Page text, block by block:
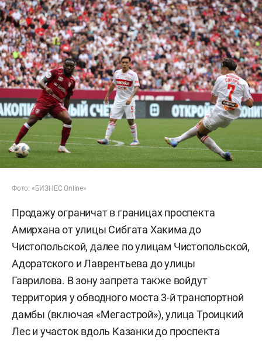
Фото: «БИЗНЕС Online»
Продажу ограничат в границах проспекта
Амирхана от улицы Сибгата Хакима до
Чистопольской, далее по улицам Чистопольской,
Адоратского и Лаврентьева до улицы
Гаврилова. В зону запрета также войдут
территория у обводного моста 3-й транспортной
дамбы (включая «Мегастрой»), улица Троицкий
Лес и участок вдоль Казанки до проспекта